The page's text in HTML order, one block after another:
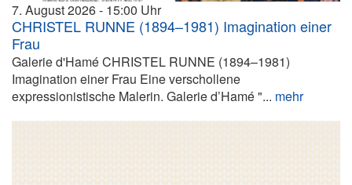
7. August 2026 15:00
CHRISTEL RUNNE (1894–1981) Imagination einer
Frau
Galerie d'Hamé CHRISTEL RUNNE (1894–1981)
Imagination einer Frau Eine verschollene
expressionistische Malerin. Galerie d’Hamé "... mehr